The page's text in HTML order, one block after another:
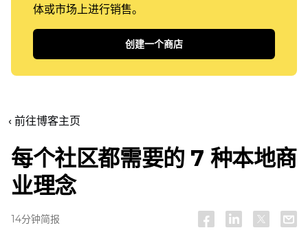
体或市场上进行销售。
创建一个商店
‹ 前往博客主页
每个社区都需要的 7 种本地商
业理念
14分钟简报